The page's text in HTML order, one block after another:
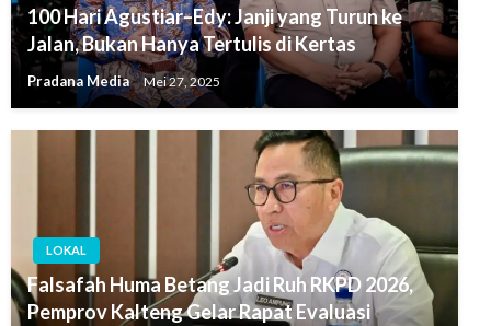
100 Hari Agustiar–Edy: Janji yang Turun ke
Jalan, Bukan Hanya Tertulis di Kertas
Pradana Media Mei 27, 2025
LOKAL
Falsafah Huma Betang Jadi Ruh RKPD 2026,
Pemprov Kalteng Gelar Rapat Evaluasi